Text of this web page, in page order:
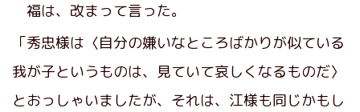
福は、改まって言った。
「秀忠様は〈自分の嫌いなところばかりが似ている
我が子というものは、見ていて哀しくなるものだ〉
とおっしゃいましたが、それは、江様も同じかもし